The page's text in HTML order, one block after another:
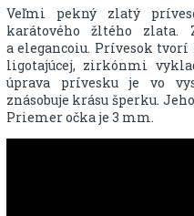
Veľmi pekný zlatý
karátového žltého zlata.
a elegancoiu. Prívesok
ligotajúcej, zirkónmi
úprava prívesku je vo
znásobuje krásu šperku.
Priemer očka je 3 mm.